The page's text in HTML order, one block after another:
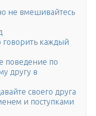
не вмешивайтесь
говорить каждый
поведение по
другу в
своего друга
и поступками